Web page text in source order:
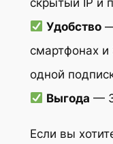
Удобство—
смартфонах и
одной
Выгода —
Если вы